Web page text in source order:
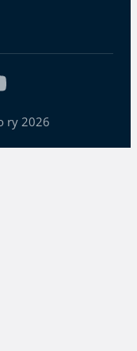
ry 2026